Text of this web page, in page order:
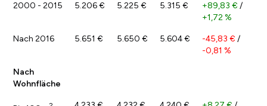
2000 - 2015 5.206 € 5.225 € 5.315 € +89,83 € /
+1,72 %
Nach 2016 5.651 € 5.650 € 5.604 € -45,83 € /
-0,81 %
Nach
Wohnfläche